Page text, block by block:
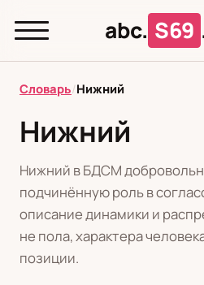
abc. S69
Л
М Н О П Р
Ф
Ц Ш Э
Словарь/Нижний
Нижний
Нижний в БДСМ
подчинённую роль в
описание динамики и
не пола, характера
позиции.